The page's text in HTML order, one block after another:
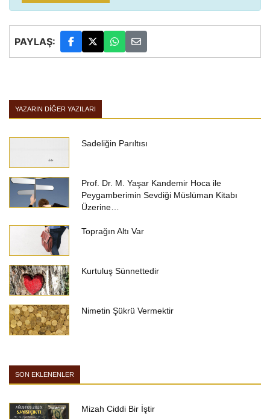
PAYLAŞ:
YAZARIN DIĞER YAZILARI
Sadeliğin Parıltısı
Prof. Dr. M. Yaşar Kandemir Hoca ile
Peygamberimin Sevdiği Müslüman Kitabı
Üzerine…
Toprağın Altı Var
Kurtuluş Sünnettedir
Nimetin Şükrü Vermektir
SON EKLENENLER
Mizah Ciddi Bir İştir